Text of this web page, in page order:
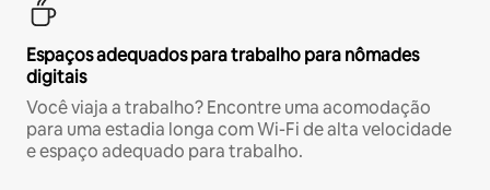
Espaços adequados para trabalho para nômades
digitais
Você viaja a trabalho? Encontre uma acomodação
para uma estadia longa com Wi-Fi de alta velocidade
e espaço adequado para trabalho.